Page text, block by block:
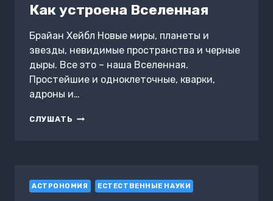
Как устроена Вселенная
Брайан Хейбл Новые миры, планеты и
звезды, невидимые пространства и черные
дыры. Все это – наша Вселенная.
Простейшие и одноклеточные, кварки,
адроны и…
СЛУШАТЬ КАК
АСТРОНОМИЯ ЕСТЕСТВЕННЫЕ НАУКИ